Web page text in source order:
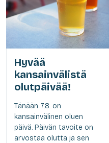
Hyvää
kansainvälistä
olutpäivää!
Tänään 7.8. on
kansainvälinen oluen
päivä. Päivän tavoite on
arvostaa olutta ja sen